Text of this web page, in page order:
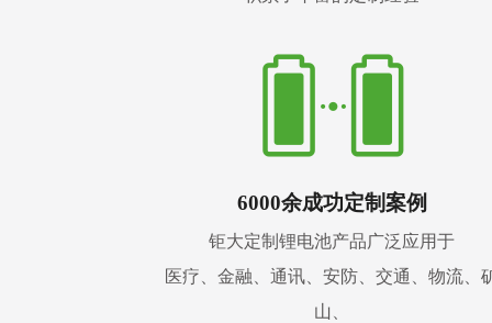
6000余成功定制案例
钜大定制锂电池产品广泛应用于
医疗、金融、通讯、安防、交通、物流、
山、